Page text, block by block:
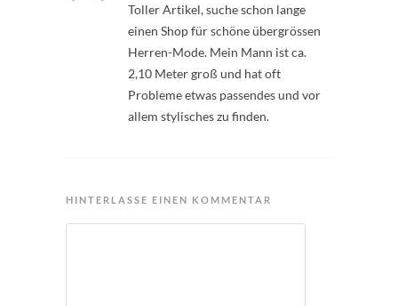
Toller Artikel, suche schon lange
einen Shop für schöne übergrössen
Herren-Mode. Mein Mann ist ca.
2,10 Meter groß und hat oft
Probleme etwas passendes und vor
allem stylisches zu finden.
HINTERLASSE EINEN KOMMENTAR